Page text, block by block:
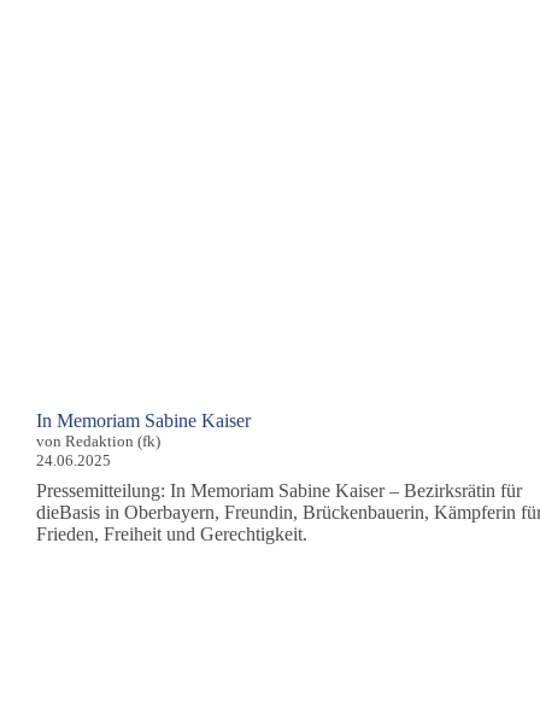
In Memoriam Sabine Kaiser
von Redaktion (fk)
24.06.2025
Pressemitteilung: In Memoriam Sabine Kaiser – Bezirksrätin für
dieBasis in Oberbayern, Freundin, Brückenbauerin, Kämpferin
Frieden, Freiheit und Gerechtigkeit.